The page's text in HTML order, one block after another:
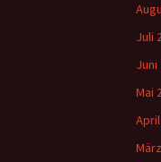
Juli
Juni
Mai